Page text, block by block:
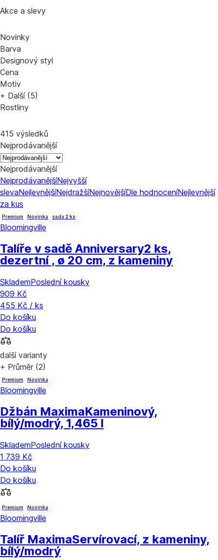
Akce a slevy
Novinky
Barva
Designový styl
Cena
Motiv
+ Další (5)
Rostliny
415 výsledků
Nejprodávanější
Nejprodávanější
NejprodávanějšíNejvyšší
slevaNejlevnějšíNejdražšíNejnovějšíDle hodnoceníNejlevnější
za kus
Premium Novinka sada 2 ks
Bloomingville
Talíře v sadě Anniversary2 ks,
dezertní , ø 20 cm, z kameniny
SklademPoslední kousky
909 Kč
455 Kč / ks
Do košíku
Do košíku
další varianty
+ Průměr (2)
Premium Novinka
Bloomingville
Džbán MaximaKameninový,
bílý/modrý, 1,465 l
SklademPoslední kousky
1 739 Kč
Do košíku
Do košíku
Premium Novinka
Bloomingville
Talíř MaximaServírovací, z kameniny,
bílý/modrý